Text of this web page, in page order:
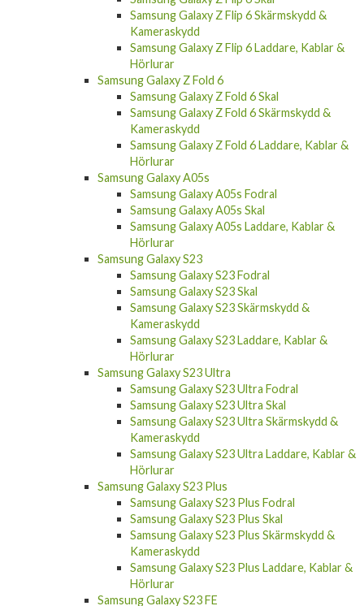
Samsung Galaxy Z Flip 6 Skärmskydd &
Kameraskydd
Samsung Galaxy Z Flip 6 Laddare, Kablar &
Hörlurar
Samsung Galaxy Z Fold 6
Samsung Galaxy Z Fold 6 Skal
Samsung Galaxy Z Fold 6 Skärmskydd &
Kameraskydd
Samsung Galaxy Z Fold 6 Laddare, Kablar &
Hörlurar
Samsung Galaxy A05s
Samsung Galaxy A05s Fodral
Samsung Galaxy A05s Skal
Samsung Galaxy A05s Laddare, Kablar &
Hörlurar
Samsung Galaxy S23
Samsung Galaxy S23 Fodral
Samsung Galaxy S23 Skal
Samsung Galaxy S23 Skärmskydd &
Kameraskydd
Samsung Galaxy S23 Laddare, Kablar &
Hörlurar
Samsung Galaxy S23 Ultra
Samsung Galaxy S23 Ultra Fodral
Samsung Galaxy S23 Ultra Skal
Samsung Galaxy S23 Ultra Skärmskydd &
Kameraskydd
Samsung Galaxy S23 Ultra Laddare, Kablar &
Hörlurar
Samsung Galaxy S23 Plus
Samsung Galaxy S23 Plus Fodral
Samsung Galaxy S23 Plus Skal
Samsung Galaxy S23 Plus Skärmskydd &
Kameraskydd
Samsung Galaxy S23 Plus Laddare, Kablar &
Hörlurar
Samsung Galaxy S23 FE